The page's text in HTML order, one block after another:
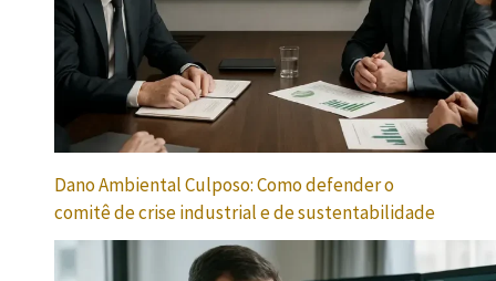
Dano Ambiental Culposo: Como defender o
comitê de crise industrial e de sustentabilidade